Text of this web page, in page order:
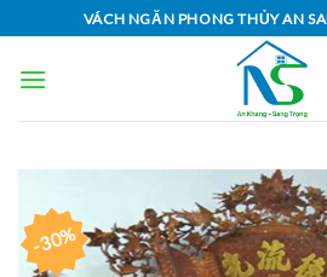
to
content
VÁCH NGĂN PHONG THỦY AN
-30%